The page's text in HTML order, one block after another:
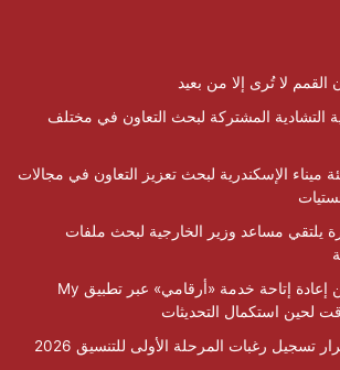
لا تُرى إلا من بعيد
التشادية المشتركة لبحث التعاون في مختلف
ميناء الإسكندرية لبحث تعزيز التعاون في مجالات
يلتقي مساعد وزير الخارجية لبحث ملفات
تنظيم الاتصالات يعلن إعادة إتاحة خدمة «أرقامي» عبر تطبيق My
التعليم العالي: استمرار تسجيل رغبات المرحلة الأولى للتنسيق 2026